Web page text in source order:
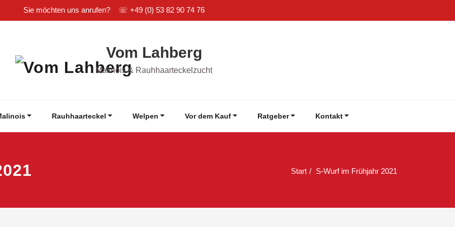
Sie möchten uns anrufen? ☏ +49 (0) 53 82 90 74 76
Vom Lahberg
Malinois & Rauhhaarteckelzucht
Rauhhaarteckel Welpen Vor dem Kauf Ratgeber Kontakt
Start S-Wurf im Frühjahr 2021